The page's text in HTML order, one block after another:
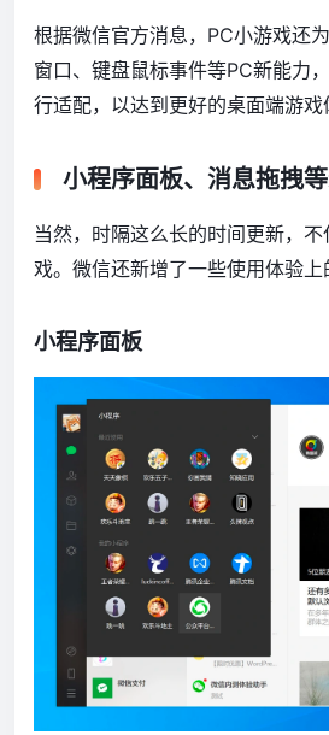
根据微信官方消息，PC小游戏还
窗口、键盘鼠标事件等PC新能力
行适配，以达到更好的桌面端游戏
小程序面板、消息拖拽
当然，时隔这么长的时间更新，
戏。微信还新增了一些使用体验上
小程序面板